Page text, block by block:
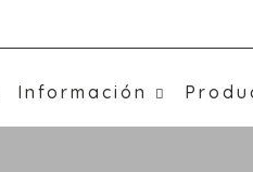
Información